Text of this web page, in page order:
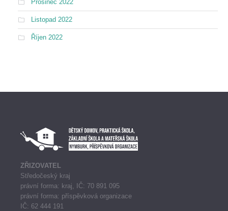
Prosinec 2022
Listopad 2022
Říjen 2022
ZŘIZOVATEL
Středočeský kraj
právní forma: kraj, IČ: 70 891 095
právní forma: příspěvková organizace
IČ: 62 444 191